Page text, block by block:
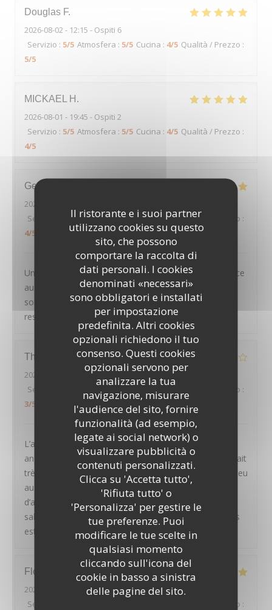
Il ristorante e i suoi partner
utilizzano cookies su questo
sito, che possono
comportare la raccolta di
dati personali. I cookies
denominati «necessari»
sono obbligatori e installati
per impostazione
predefinita. Altri cookies
opzionali richiedono il tuo
consenso. Questi cookies
opzionali servono per
analizzare la tua
navigazione, misurare
l'audience del sito, fornire
funzionalità (ad esempio,
legate ai social network) o
visualizzare pubblicità o
contenuti personalizzati.
Clicca su 'Accetta tutto',
'Rifiuta tutto' o
'Personalizza' per gestire le
tue preferenze. Puoi
modificare le tue scelte in
qualsiasi momento
cliccando sull'icona del
cookie in basso a sinistra
delle pagine del sito.
Douglas F
2026-08-02 - 12:15 - Ospiti 6
Servizio : 5/5 Atmosfera : 5/5 Cucina : 4/5 Qualità / Prezzo :
5/5
MICKAEL H
2026-08-01 - 19:45 - Ospiti 2
Servizio : 5/5 Atmosfera : 5/5 Cucina : 4/5 Qualità / Prezzo :
4/5
Geoffroy
2026-08-01
Servizio
/5 Atmosfera:4 /5 Cucina: 5/5 Qualità / Prezzo :
4/5
Un très joli cadre, des plats tous excellents et un service
aux petits oignons : nous avons passé une excellente
soirée, et recommandons chaleureusement ce
restaurant
Thierry
2026-07-30
- 20:00 - Ospiti 2
Servizio
Atmosfera Cucina Qualità / Prezzo :
3/5
L’année dernière en Avril on était la pour mon
anniversaire. Tout était parfait. Mais cette fois ci on était
très déçu. Les plats étaient rien de spécial, même un peu
au dessous de standard. Le croustillant d’épaule
d’agneau n’avait pas de goût du tout et la sauce trop
salée. Aubergine faite sans aucun travail. Je me doutais
est-ce que c’est le même chef de l’année dernière.
Florian
2026-08-01
- 20:45 - Ospiti 2
Servizio
Qualità / Prezzo :
LE PAVILLON DE BAILLY